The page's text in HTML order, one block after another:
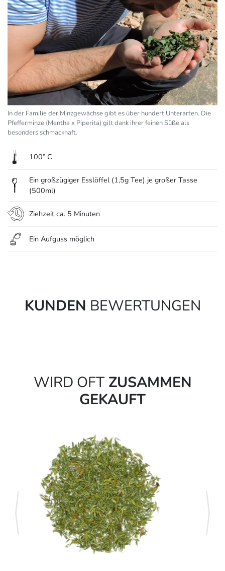
In der Familie der Minzgewächse gibt es über hundert Unterarten. Die
Pfefferminze (Mentha x Piperita) gilt dank ihrer feinen Süße als
besonders schmackhaft.
100° C
Ein großzügiger Esslöffel (1,5g Tee) je großer Tasse
(500ml)
Ziehzeit ca. 5 Minuten
Ein Aufguss möglich
KUNDEN BEWERTUNGEN
WIRD OFTZUSAMMEN
GEKAUFT
zurück